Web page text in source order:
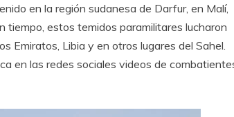
en la región sudanesa de Darfur, en Malí,
tiempo, estos temidos paramilitares lucharon
Emiratos, Libia y en otros lugares del Sahel.
en las redes sociales videos de